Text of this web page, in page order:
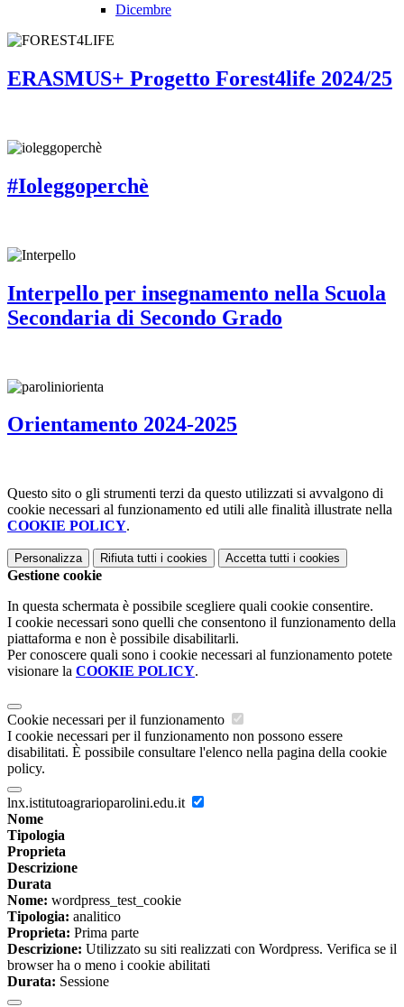
Dicembre
ERASMUS+ Progetto Forest4life 2024/25
#Ioleggoperchè
Interpello per insegnamento nella Scuola
Secondaria di Secondo Grado
Orientamento 2024-2025
Questo sito o gli strumenti terzi da questo utilizzati si avvalgono di
cookie necessari al funzionamento ed utili alle finalità illustrate nella
COOKIE POLICY.
Personalizza Rifiuta tutti i cookies Accetta tutti i cookies
Gestione cookie
In questa schermata è possibile scegliere quali cookie consentire.
I cookie necessari sono quelli che consentono il funzionamento della
piattaforma e non è possibile disabilitarli.
Per conoscere quali sono i cookie necessari al funzionamento potete
visionare la COOKIE POLICY.
Cookie necessari per il funzionamento
I cookie necessari per il funzionamento non possono essere
disabilitati. È possibile consultare l'elenco nella pagina della cookie
policy.
lnx.istitutoagrarioparolini.edu.it
Nome
Tipologia
Proprieta
Descrizione
Durata
Nome: wordpress_test_cookie
Tipologia: analitico
Proprieta: Prima parte
Descrizione: Utilizzato su siti realizzati con Wordpress. Verifica se il
browser ha o meno i cookie abilitati
Durata: Sessione